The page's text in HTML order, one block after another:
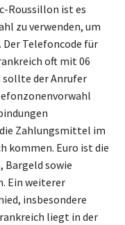
Roussillon ist es
zu verwenden, um
Telefoncode für
oft mit 06
sollte der Anrufer
Zahlungsmittel im
kommen. Euro ist die
Bargeld sowie
Ein weiterer
insbesondere
liegt in der